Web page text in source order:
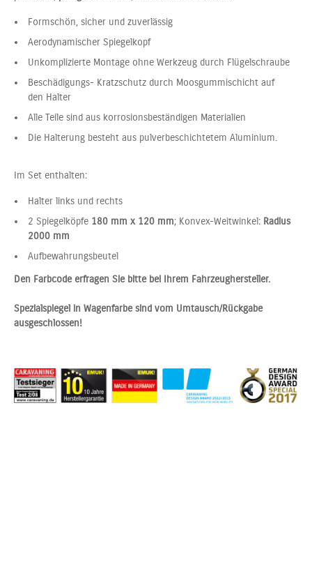
Formschön, sicher und zuverlässig
Aerodynamischer Spiegelkopf
Unkomplizierte Montage ohne Werkzeug durch Flügelschraube
Beschädigungs- Kratzschutz durch Moosgummischicht auf
den Halter
Alle Teile sind aus korrosionsbeständigen Materialien
Die Halterung besteht aus pulverbeschichtetem Aluminium.
Im Set enthalten:
Halter links und rechts
2 Spiegelköpfe 180 mm x 120 mm; Konvex-Weitwinkel: Radius
2000 mm
Aufbewahrungsbeutel
Den Farbcode erfragen Sie bitte bei Ihrem Fahrzeughersteller.
Spezialspiegel in Wagenfarbe sind vom Umtausch/Rückgabe
ausgeschlossen!